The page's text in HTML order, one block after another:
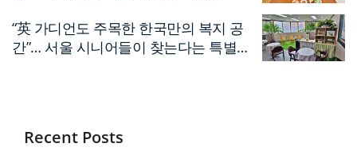
“英 가디언도 주목한 한국만의 복지 공
간”… 서울 시니어들이 찾는다는 특별한
Recent Posts